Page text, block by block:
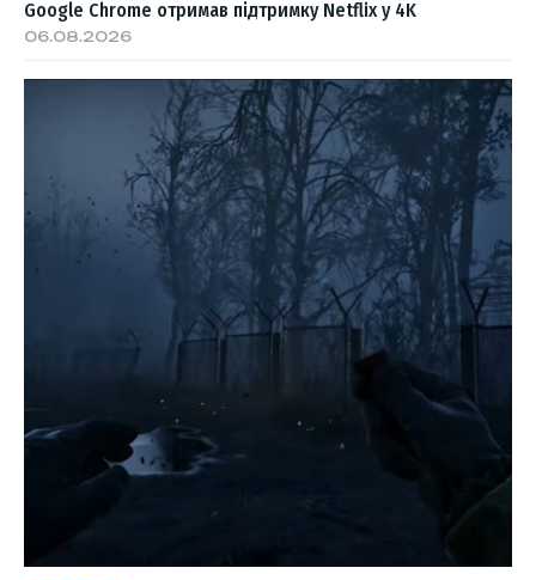
Google Chrome отримав підтримку Netflix у 4K
06.08.2026